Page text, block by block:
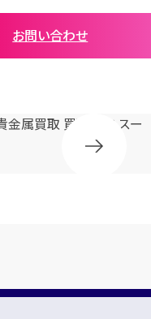
お問い合わせ
金属買取 買取大吉 スー